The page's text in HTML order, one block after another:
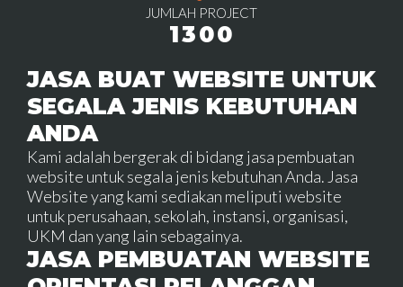
JUMLAH PROJECT
1300
JASA BUAT WEBSITE UNTUK
SEGALA JENIS KEBUTUHAN
ANDA
Kami adalah bergerak di bidang jasa pembuatan
website untuk segala jenis kebutuhan Anda. Jasa
Website yang kami sediakan meliputi website
untuk perusahaan, sekolah, instansi, organisasi,
UKM dan yang lain sebagainya.
JASA PEMBUATAN WEBSITE